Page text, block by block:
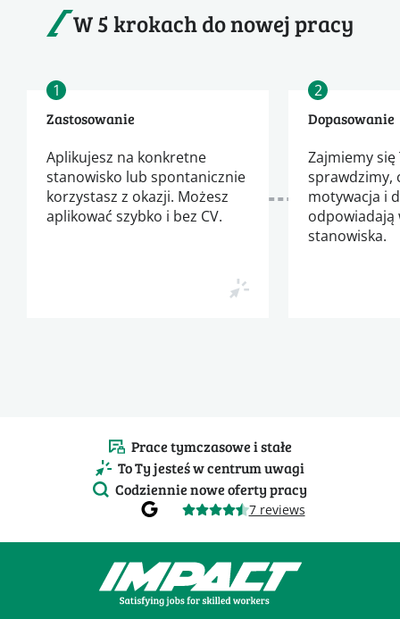
W 5 krokach do nowej pracy
1
Zastosowanie
Aplikujesz na konkretne
stanowisko lub spontanicznie
korzystasz z okazji. Możesz
aplikować szybko i bez CV.
2
Dopasowanie
Zajmiemy
sprawdzimy,
motywacja i
odpowiadają
stanowiska.
Prace tymczasowe i stałe
To Ty jesteś w centrum uwagi
Codziennie nowe oferty pracy
7 reviews